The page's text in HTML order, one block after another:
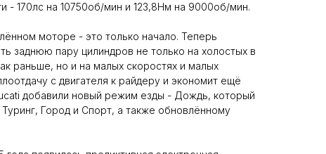
- 170лс на 10750об/мин и 123,8Нм на 9000об/мин.
моторе - это только начало. Теперь
заднюю пару цилиндров не только на холостых в
раньше, но и на малых скоростях и малых
с двигателя к райдеру и экономит ещё
добавили новый режим езды - Дождь, который
Город и Спорт, а также обновлённому